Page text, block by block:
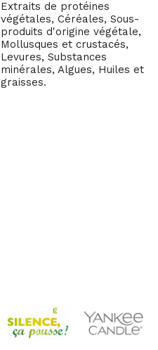
Extraits de protéines
végétales, Céréales, Sous-
produits d'origine végétale,
Mollusques et crustacés,
Levures, Substances
minérales, Algues, Huiles et
graisses.